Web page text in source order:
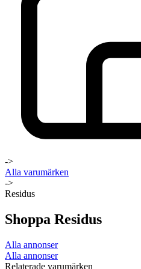
->
Alla varumärken
->
Residus
Shoppa Residus
Alla annonser
Alla annonser
Relaterade varumärken